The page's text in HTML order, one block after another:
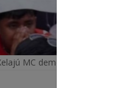
MC demostró ser la